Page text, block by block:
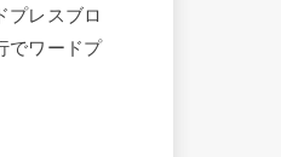
プレスブロ
でワードプ